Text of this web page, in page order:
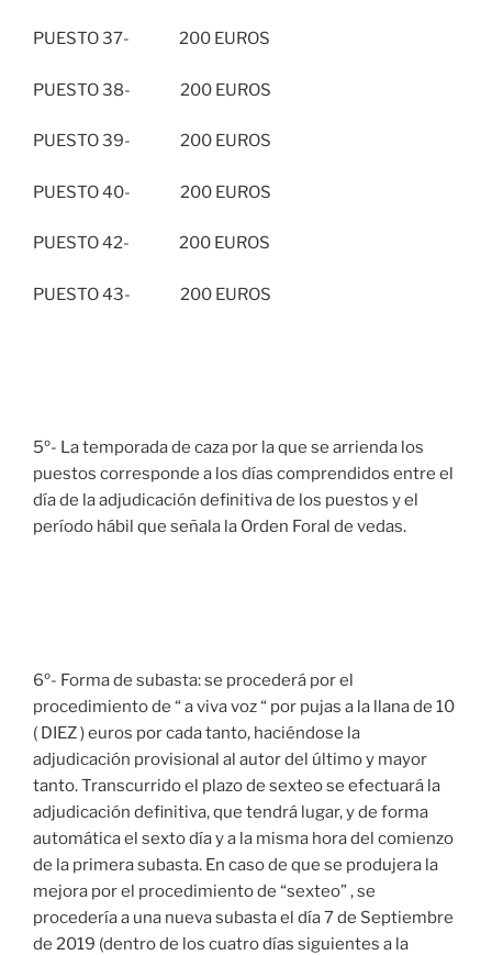
PUESTO 37- 200 EUROS
PUESTO 38- 200 EUROS
PUESTO 39- 200 EUROS
PUESTO 40- 200 EUROS
PUESTO 42- 200 EUROS
PUESTO 43- 200 EUROS
5º- La temporada de caza por la que se arrienda los
puestos corresponde a los días comprendidos entre el
día de la adjudicación definitiva de los puestos y el
período hábil que señala la Orden Foral de vedas.
6º- Forma de subasta: se procederá por el
procedimiento de “ a viva voz “ por pujas a la llana de 10
( DIEZ ) euros por cada tanto, haciéndose la
adjudicación provisional al autor del último y mayor
tanto. Transcurrido el plazo de sexteo se efectuará la
adjudicación definitiva, que tendrá lugar, y de forma
automática el sexto día y a la misma hora del comienzo
de la primera subasta. En caso de que se produjera la
mejora por el procedimiento de “sexteo” , se
procedería a una nueva subasta el día 7 de Septiembre
de 2019 (dentro de los cuatro días siguientes a la